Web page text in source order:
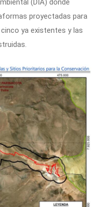
(DIA) donde
proyectadas para
ya existentes y las